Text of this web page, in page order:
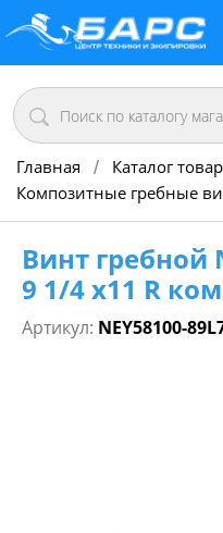
Главная / Каталог
Композитные гребные
Винт гребной
9 1/4 х11 R
Артикул: NEY58100-